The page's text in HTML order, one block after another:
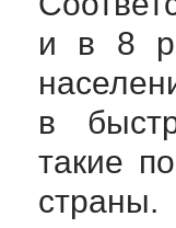
и в 8
в
такие
страны.